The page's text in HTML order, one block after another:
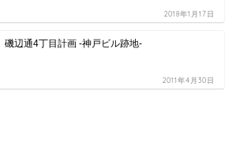
2018年1月17日
磯辺通4丁目計画 -神戸ビル跡地-
2011年4月30日